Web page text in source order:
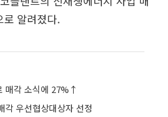
알려졌다.
매각 소식에 27%↑
각 우선협상대상자 선정